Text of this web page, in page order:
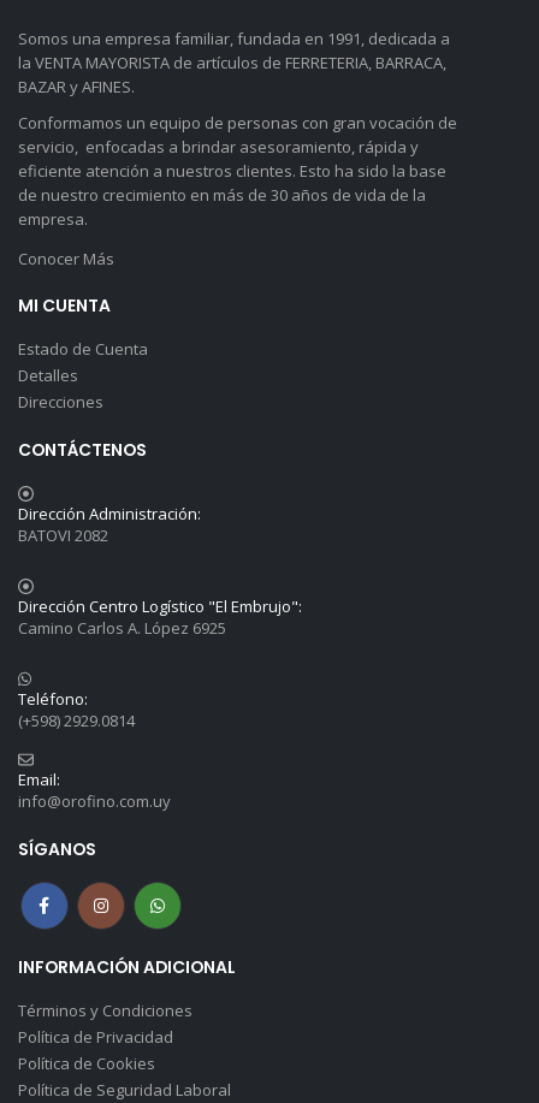
Somos una empresa familiar, fundada en 1991, dedicada a
la VENTA MAYORISTA de artículos de FERRETERIA, BARRACA,
BAZAR y AFINES.
Conformamos un equipo de personas con gran vocación de
servicio, enfocadas a brindar asesoramiento, rápida y
eficiente atención a nuestros clientes. Esto ha sido la base
de nuestro crecimiento en más de 30 años de vida de la
empresa.
Conocer Más
MI CUENTA
Estado de Cuenta
Detalles
Direcciones
CONTÁCTENOS
Dirección Administración:
BATOVI 2082
Dirección Centro Logístico "El Embrujo":
Camino Carlos A. López 6925
Teléfono:
(+598) 2929.0814
Email:
info@orofino.com.uy
SÍGANOS
INFORMACIÓN ADICIONAL
Términos y Condiciones
Política de Privacidad
Política de Cookies
Política de Seguridad Laboral